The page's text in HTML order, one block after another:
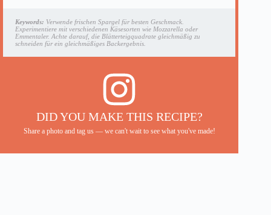
Keywords: Verwende frischen Spargel für besten Geschmack.
Experimentiere mit verschiedenen Käsesorten wie Mozzarella oder
Emmentaler. Achte darauf, die Blätterteigquadrate gleichmäßig zu
schneiden für ein gleichmäßiges Backergebnis.
DID YOU MAKE THIS RECIPE?
Share a photo and tag us — we can't wait to see what you've made!